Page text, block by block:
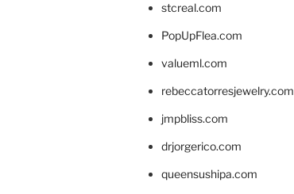
stcreal.com
PopUpFlea.com
valueml.com
rebeccatorresjewelry.com
jmpbliss.com
drjorgerico.com
queensushipa.com